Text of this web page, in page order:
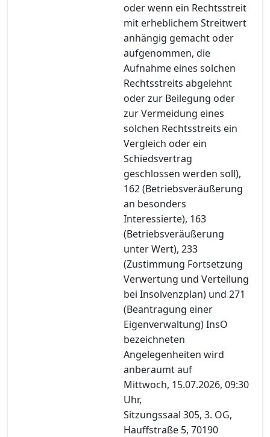
oder wenn ein Rechtsstreit
mit erheblichem Streitwert
anhängig gemacht oder
aufgenommen, die
Aufnahme eines solchen
Rechtsstreits abgelehnt
oder zur Beilegung oder
zur Vermeidung eines
solchen Rechtsstreits ein
Vergleich oder ein
Schiedsvertrag
geschlossen werden soll),
162 (Betriebsveräußerung
an besonders
Interessierte), 163
(Betriebsveräußerung
unter Wert), 233
(Zustimmung Fortsetzung
Verwertung und Verteilung
bei Insolvenzplan) und 271
(Beantragung einer
Eigenverwaltung) InsO
bezeichneten
Angelegenheiten wird
anberaumt auf
Mittwoch, 15.07.2026, 09:30
Uhr,
Sitzungssaal 305, 3. OG,
Hauffstraße 5, 70190